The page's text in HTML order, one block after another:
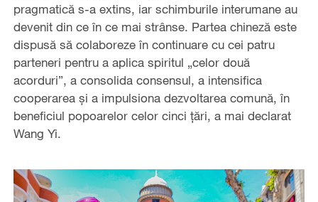
pragmatică s-a extins, iar schimburile interumane au
devenit din ce în ce mai strânse. Partea chineză este
dispusă să colaboreze în continuare cu cei patru
parteneri pentru a aplica spiritul „celor două
acorduri”, a consolida consensul, a intensifica
cooperarea și a impulsiona dezvoltarea comună, în
beneficiul popoarelor celor cinci țări, a mai declarat
Wang Yi.